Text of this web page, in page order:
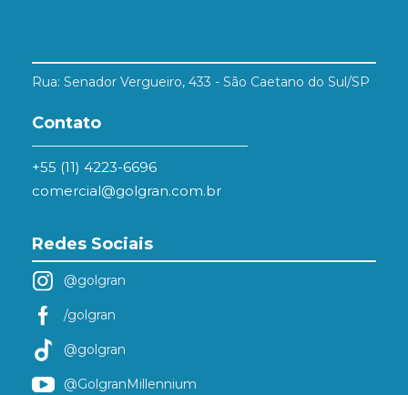
Rua: Senador Vergueiro, 433 - São Caetano do Sul/SP
Contato
+55 (11) 4223-6696
comercial@golgran.com.br
Redes Sociais
@golgran
/golgran
@golgran
@GolgranMillennium